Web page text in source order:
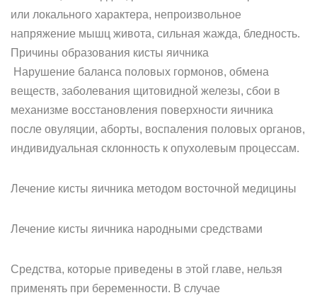
или локального характера, непроизвольное
напряжение мышц живота, сильная жажда, бледность.
Причины образования кисты яичника
Нарушение баланса половых гормонов, обмена
веществ, заболевания щитовидной железы, сбои в
механизме восстановления поверхности яичника
после овуляции, аборты, воспаления половых органов,
индивидуальная склонность к опухолевым процессам.
Лечение кисты яичника методом восточной медицины
Лечение кисты яичника народными средствами
Средства, которые приведены в этой главе, нельзя
применять при беременности. В случае